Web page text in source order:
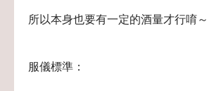
所以本身也要有一定的酒量才行唷～
服儀標準：